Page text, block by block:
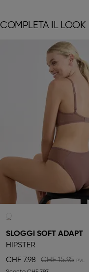
COMPLETA IL LOOK
SLOGGI SOFT ADAPT
HIPSTER
CHF 7.98
CHF 15.95